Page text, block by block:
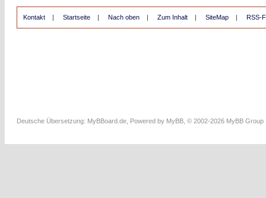
Kontakt | Startseite | Nach oben | Zum Inhalt | SiteMap | RSS-
Deutsche Übersetzung: MyBBoard.de , Powered by MyBB , © 2002-2026 MyBB Group